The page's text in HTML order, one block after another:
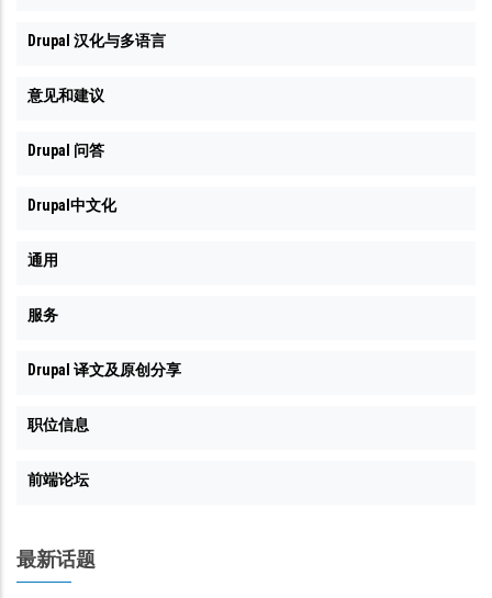
Drupal 汉化与多语言
意见和建议
Drupal 问答
Drupal中文化
通用
服务
Drupal 译文及原创分享
职位信息
前端论坛
最新话题